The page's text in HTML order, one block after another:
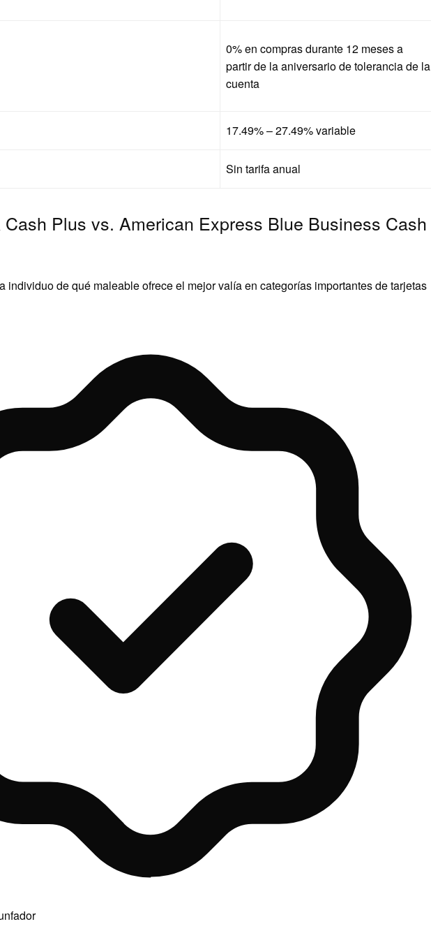
0% en compras durante 12 meses a
partir de la aniversario de tolerancia de la
cuenta
17.49% – 27.49% variable
Sin tarifa anual
Cash Plus vs. American Express Blue Business Cash
individuo de qué maleable ofrece el mejor valía en categorías importantes de tarjetas